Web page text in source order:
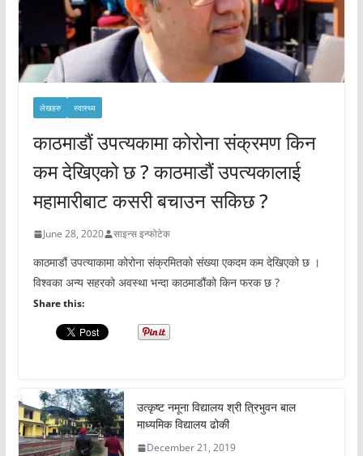
लेखहरु स्वास्थ्य
काठमाडौं उपत्यकामा कोरोना संक्रमण किन
कम देखिएको छ ? काठमाडौं उपत्यकालाई
महामारीबाट कसरी बचाउन सकिछ ?
June 28, 2020 साइन्स इन्फोटेक
काठमाडौं उपत्याकामा कोरोना संक्रमितको संख्या एकदम कम देखिएको छ ।
विश्वका अन्य सहरको अवस्था भन्दा काठमाडौंको किन फरक छ ?
Share this:
उत्कृष्ट नमूना विद्यालय श्री त्रिभुवन बाल
माध्यमिक विद्यालय ढोकी
December 21, 2019